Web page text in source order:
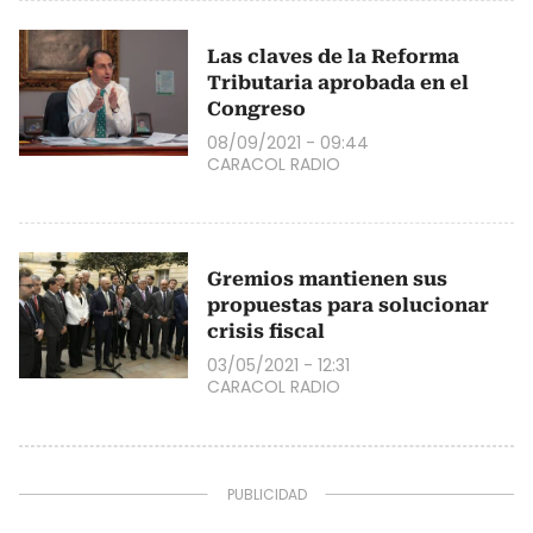
Las claves de la Reforma
Tributaria aprobada en el
Congreso
08/09/2021 - 09:44
CARACOL RADIO
Gremios mantienen sus
propuestas para solucionar
crisis fiscal
03/05/2021 - 12:31
CARACOL RADIO